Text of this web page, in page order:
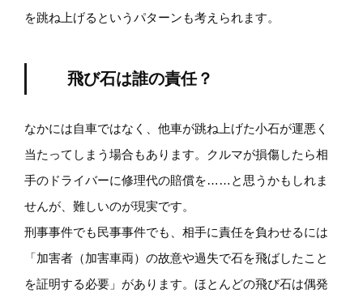
を跳ね上げるというパターンも考えられます。
飛び石は誰の責任？
なかには自車ではなく、他車が跳ね上げた小石が運悪く
当たってしまう場合もあります。クルマが損傷したら相
手のドライバーに修理代の賠償を……と思うかもしれま
せんが、難しいのが現実です。
刑事事件でも民事事件でも、相手に責任を負わせるには
「加害者（加害車両）の故意や過失で石を飛ばしたこと
を証明する必要」があります。ほとんどの飛び石は偶発